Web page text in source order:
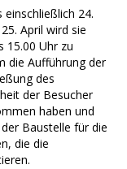
einschließlich 24.
April wird sie
15.00 Uhr zu
die Aufführung der
des
der Besucher
haben und
Baustelle für die
die die